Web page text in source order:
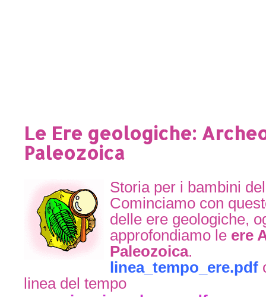
Le Ere geologiche:
Paleozoica
Storia per i bambini
Cominciamo con
delle ere geologiche,
approfondiamo le ere
Paleozoica.
linea_tempo_ere.pdf
linea del tempo